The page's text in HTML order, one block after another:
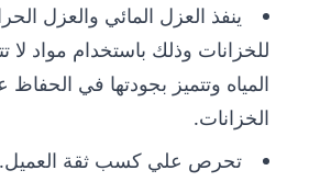
ينفذ العزل المائي والعزل
للخزانات وذلك باستخدام مواد لا
المياه وتتميز بجودتها في
الخزانات.
تحرص علي كسب ثقة العميل.